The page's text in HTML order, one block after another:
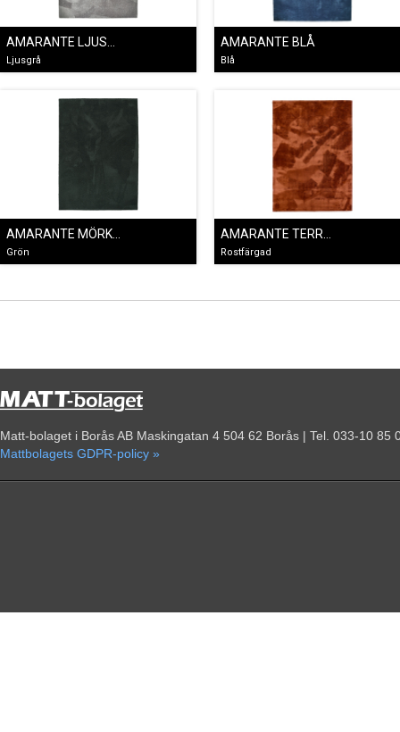
Ljusgrå
AMARANTE BLÅ
Blå
Grön Rostfärgad
Matt-bolaget i Borås AB Maskingatan 4 504 62 Borås | Tel. 033-10
Mattbolagets GDPR-policy »